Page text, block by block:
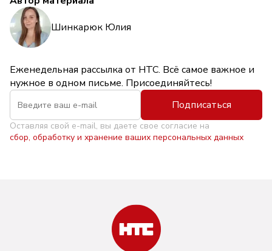
Шинкарюк Юлия
Еженедельная рассылка от НТС. Всё самое важное и
нужное в одном письме. Присоединяйтесь!
Подписаться
Оставляя свой e-mail, вы даете свое согласие на
сбор, обработку и хранение ваших персональных данных